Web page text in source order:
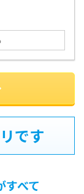
です
すべて